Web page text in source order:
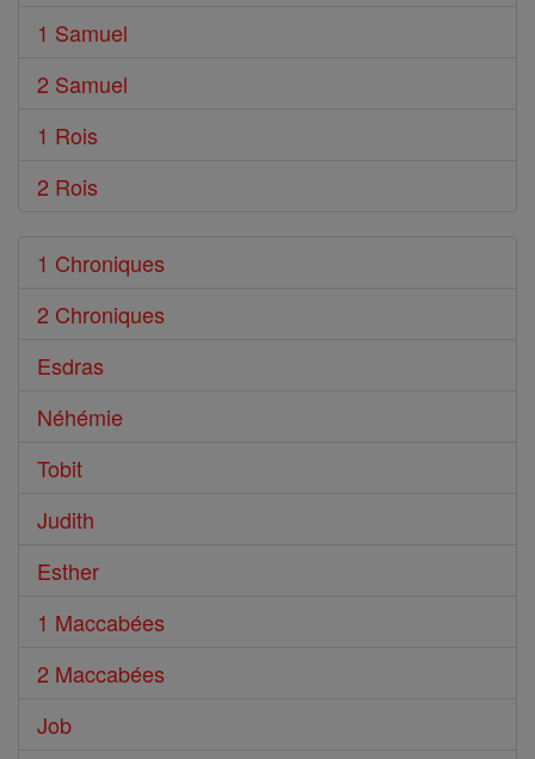
1 Samuel
2 Samuel
1 Rois
2 Rois
1 Chroniques
2 Chroniques
Esdras
Néhémie
Tobit
Judith
Esther
1 Maccabées
2 Maccabées
Job